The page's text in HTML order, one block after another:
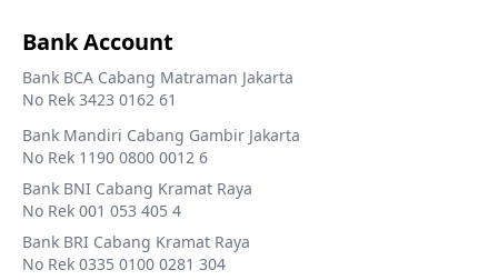
Bank Account
Bank BCA Cabang Matraman Jakarta
No Rek 3423 0162 61
Bank Mandiri Cabang Gambir Jakarta
No Rek 1190 0800 0012 6
Bank BNI Cabang Kramat Raya
No Rek 001 053 405 4
Bank BRI Cabang Kramat Raya
No Rek 0335 0100 0281 304